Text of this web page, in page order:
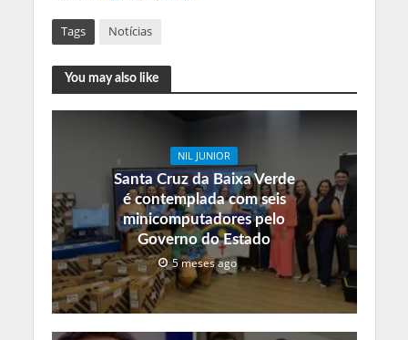
Tags Notícias
You may also like
NIL JUNIOR
Santa Cruz da Baixa Verde
é contemplada com seis
minicomputadores pelo
Governo do Estado
5 meses ago